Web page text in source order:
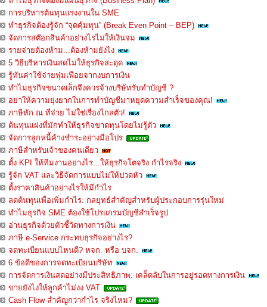
การบริหารต้นทุนแรงงานใน SME
ทำธุรกิจต้องรู้จัก “จุดคุ้มทุน” (Break Even Point – BEP)
จัดการสต๊อกสินค้าอย่างไรไม่ให้เงินจม
รายจ่ายต้องห้าม...ต้องห้ามยังไง
5 วิธีบริหารเงินสดไม่ให้ธุรกิจสะดุด
รู้ทันค่าใช้จ่ายฟุ่มเฟือยจากงบการเงิน
ทำไมธุรกิจขนาดเล็กจึงควรจ้างบริษัทรับทำบัญชี ?
อย่าให้ความยุ่งยากในการทำบัญชีมาหยุดความสำเร็จของคุณ!
ภาษีหัก ณ ที่จ่าย ไม่ใช่เรื่องไกลตัว!
ต้นทุนแฝงที่มักทำให้ธุรกิจขาดทุนโดยไม่รู้ตัว
จัดการลูกหนี้ค้างชำระอย่างมือโปร
ภาษีสำหรับเจ้าของคนเดียว
ตั้ง KPI ให้ทีมงานอย่างไร...ให้ธุรกิจโตจริง กำไรจริง
รู้จัก VAT และวิธีจัดการแบบไม่ให้ปวดหัว
ตั้งราคาสินค้าอย่างไรให้มีกำไร
ลดต้นทุนเพื่อเพิ่มกำไร: กลยุทธ์สำคัญสำหรับผู้ประกอบการรุ่นใหม่
ทำไมธุรกิจ SME ต้องใช้โปรแกรมบัญชีสำเร็จรูป
อ่านธุรกิจด้วยตัวชี้วัดทางการเงิน
ภาษี e-Service กระทบธุรกิจอย่างไร?
จดทะเบียนแบบไหนดี? หจก. หรือ บจก.
6 ข้อดีของการจดทะเบียนบริษัท
การจัดการเงินสดอย่างมีประสิทธิภาพ: เคล็ดลับในการอยู่รอดทางการเงิน
ขายยังไงให้ลูกค้าไม่งง VAT
Cash Flow สำคัญกว่ากำไร จริงไหม?